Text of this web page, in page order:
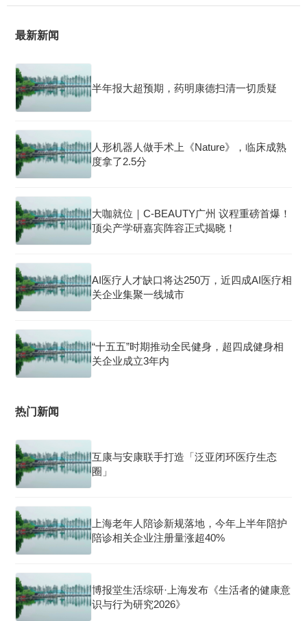
最新新闻
半年报大超预期，药明康德扫清一切质疑
人形机器人做手术上《Nature》，临床成熟
度拿了2.5分
大咖就位｜C-BEAUTY广州 议程重磅首爆！
顶尖产学研嘉宾阵容正式揭晓！
AI医疗人才缺口将达250万，近四成AI医疗相
关企业集聚一线城市
“十五五”时期推动全民健身，超四成健身相
关企业成立3年内
热门新闻
互康与安康联手打造「泛亚闭环医疗生态
圈」
上海老年人陪诊新规落地，今年上半年陪护
陪诊相关企业注册量涨超40%
博报堂生活综研·上海发布《生活者的健康意
识与行为研究2026》